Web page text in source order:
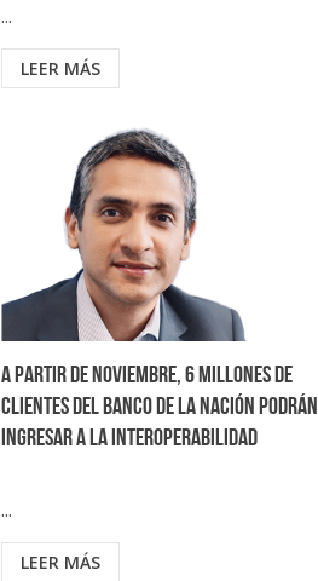
...
LEER MÁS
A partir de noviembre, 6 millones de
clientes del Banco de la Nación podrán
ingresar a la interoperabilidad
...
LEER MÁS